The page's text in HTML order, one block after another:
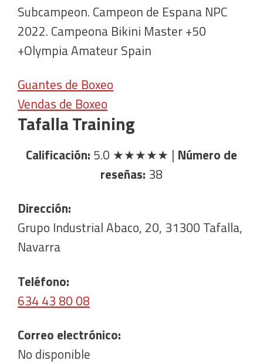
Subcampeon. Campeon de Espana NPC
2022. Campeona Bikini Master +50
+Olympia Amateur Spain
Guantes de Boxeo
Vendas de Boxeo
Tafalla Training
Calificación: 5.0 ★★★★★ | Número de
reseñas: 38
Dirección:
Grupo Industrial Abaco, 20, 31300 Tafalla,
Navarra
Teléfono:
634 43 80 08
Correo electrónico:
No disponible